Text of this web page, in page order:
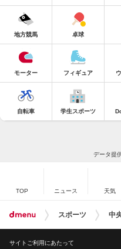
地方競馬 卓球
モーター フィギュア
自転車 学生スポーツ
データ提
TOP ニュース 天気
スポーツ 中
サイトご利用にあたって